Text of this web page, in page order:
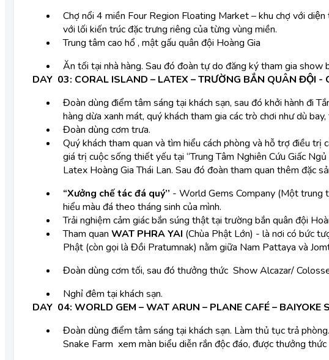
Chợ nổi 4 miền Four Region Floating Market – khu chợ với
với lối kiến trúc đặc trưng riêng của từng vùng miền.
Trung tâm cao hổ , mật gấu quân đội Hoàng Gia
Ăn tối tại nhà hàng. Sau đó đoàn tự do đăng ký tham gia show
DAY 03: CORAL ISLAND – LATEX – TRƯỜNG BẮN QUÂN ĐỘI -
Đoàn dùng điểm tâm sáng tại khách sạn, sau đó khởi hành đi
hàng dừa xanh mát, quý khách tham gia các trò chơi như dù
Đoàn dùng cơm trưa.
Quý khách tham quan và tìm hiểu cách phòng và hỗ trợ điều
giá trị cuộc sống thiết yếu tại “Trung Tâm Nghiên Cứu Giấc
Latex Hoàng Gia Thái Lan. Sau đó đoàn tham quan thêm đặc
“Xưởng chế tác đá quý’’ - World Gems Company (Một trung
hiểu màu đá theo tháng sinh của mình.
Trải nghiệm cảm giác bắn súng thật tại trường bắn quân đội
Tham quan WAT PHRA YAI (Chùa Phật Lớn) - là nơi có bức
Phật (còn gọi là Đồi Pratumnak) nằm giữa Nam Pattaya và
Đoàn dùng cơm tối, sau đó thưởng thức Show Alcazar/
Nghỉ đêm tại khách sạn.
DAY 04: WORLD GEM – WAT ARUN – PLANE CAFÉ –
Đoàn dùng điểm tâm sáng tại khách sạn. Làm thủ tục trả
Snake Farm xem màn biểu diễn rắn độc đáo, được thưởng